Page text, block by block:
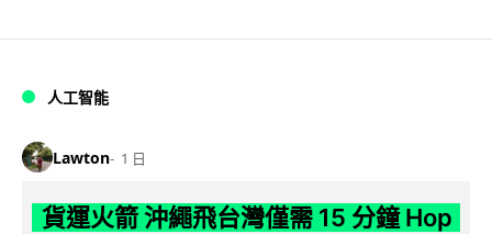
人工智能
Lawton 1 日
貨運火箭 沖繩飛台灣僅需 15 分鐘 Hop